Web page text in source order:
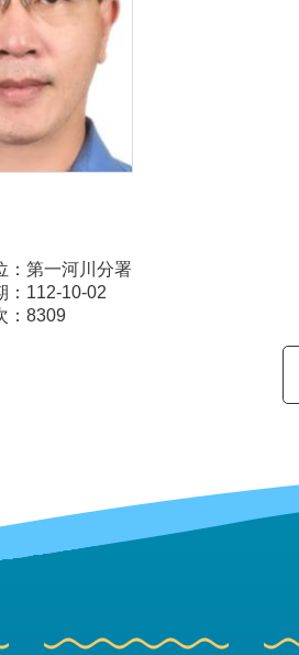
：第一河川分署
：112-10-02
8309